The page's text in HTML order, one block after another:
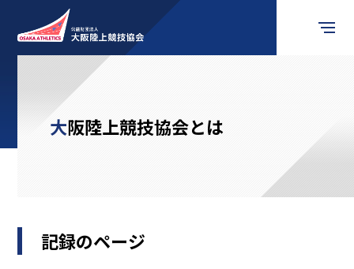
競技会情報
お知らせ
競技者の皆様へ
大阪陸上競技協会とは
記録のページ